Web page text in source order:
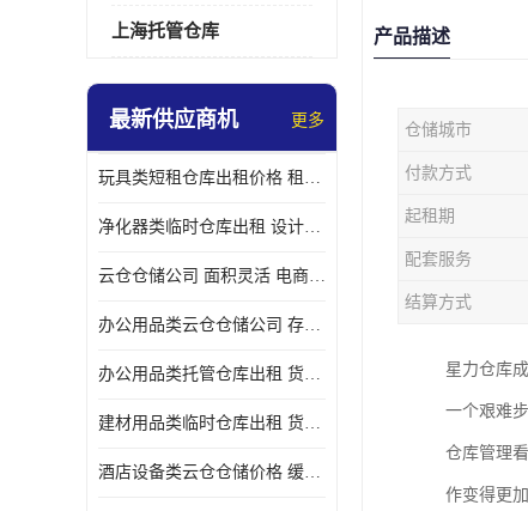
上海托管仓库
最新供应商机 更多
玩具类短租仓库出租价格 租期灵活 智能电商配套
净化器类临时仓库出租 设计简单 电商仓储物流战略合作
云仓仓储公司 面积灵活 电商仓储物流战略合作
办公用品类云仓仓储公司 存货周转很快 电商仓储物流战略整合
办公用品类托管仓库出租 货物装卸方便 电商仓储物流战略合作
建材用品类临时仓库出租 货物装卸方便 仓储供应链配套
酒店设备类云仓仓储价格 缓解企业储存压力 智能电商配套
产品描述
仓储城市
付款方式
起租期
配套服务
结算方式
星力仓库
一个艰难
仓库管理
作变得更